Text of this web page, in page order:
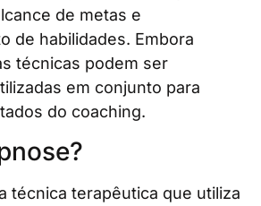
de metas e
de habilidades. Embora
técnicas podem ser
em conjunto para
do coaching.
técnica terapêutica que utiliza